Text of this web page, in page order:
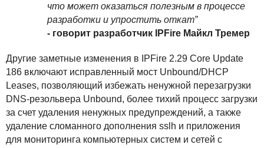
что может оказаться полезным в процессе
разработки и упростить откат”
- говорит разработчик
IPFire Майкл Тремер
Другие заметные изменения в IPFire 2.29 Core Update
186 включают исправленный мост Unbound/DHCP
Leases, позволяющий избежать ненужной перезагрузки
DNS-резольвера Unbound, более тихий процесс загрузки
за счет удаления ненужных предупреждений, а также
удаление сломанного дополнения sslh и приложения
для мониторинга компьютерных систем и сетей с